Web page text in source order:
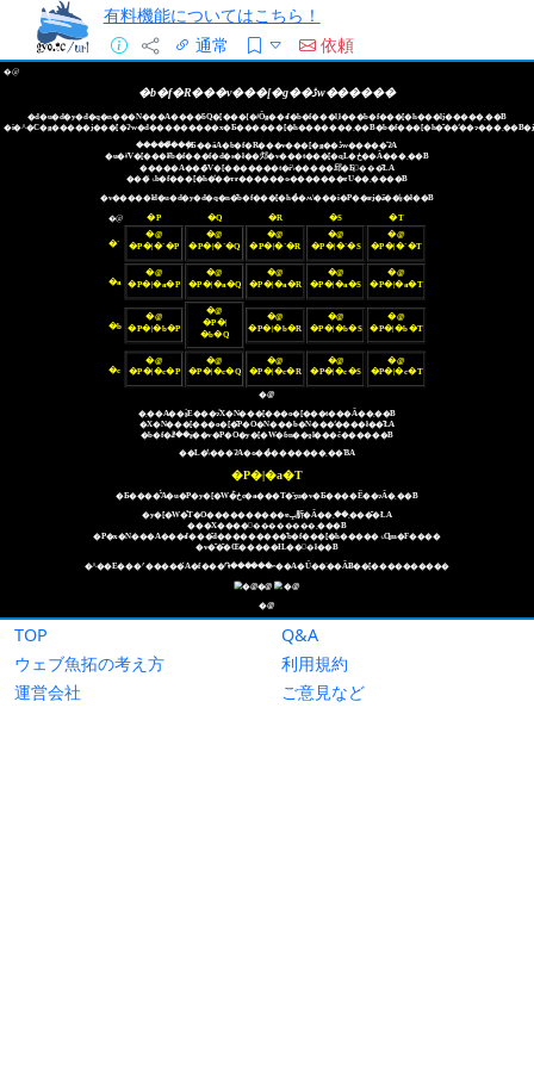
有料機能についてはこちら！
通常
依頼
TOP
Q&A
ウェブ魚拓の考え方
利用規約
運営会社
ご意見など